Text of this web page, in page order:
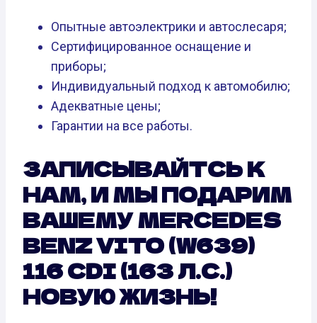
Опытные автоэлектрики и автослесаря;
Сертифицированное оснащение и
приборы;
Индивидуальный подход к автомобилю;
Адекватные цены;
Гарантии на все работы.
ЗАПИСЫВАЙТСЬ К
НАМ, И МЫ ПОДАРИМ
ВАШЕМУ MERCEDES
BENZ VITO (W639)
116 CDI (163 Л.С.)
НОВУЮ ЖИЗНЬ!